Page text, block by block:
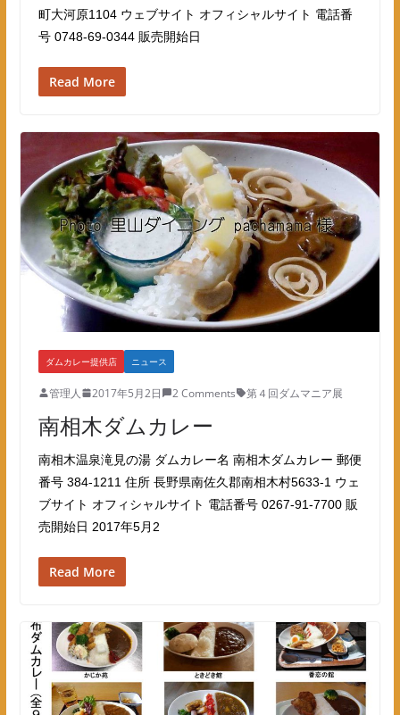
町大河原1104 ウェブサイト オフィシャルサイト 電話番
号 0748-69-0344 販売開始日
Read More
ダムカレー提供店 ニュース
管理人 2017年5月2日 2 Comments 第４回ダムマニア展
南相木ダムカレー
南相木温泉滝見の湯 ダムカレー名 南相木ダムカレー 郵便
番号 384-1211 住所 長野県南佐久郡南相木村5633-1 ウェ
ブサイト オフィシャルサイト 電話番号 0267-91-7700 販
売開始日 2017年5月2
Read More